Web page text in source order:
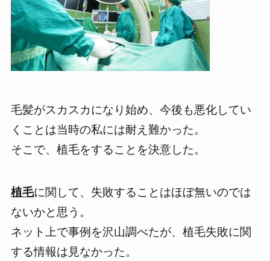
毛髪がスカスカになり始め、今後も悪化してい
くことは当時の私には耐え難かった。
そこで、 植毛をすることを決意した。
植毛に関して、 失敗することはほぼ無いのでは
ないかと思う。
ネット上で事例を沢山調べたが、植毛失敗に関
する情報は見なかった。